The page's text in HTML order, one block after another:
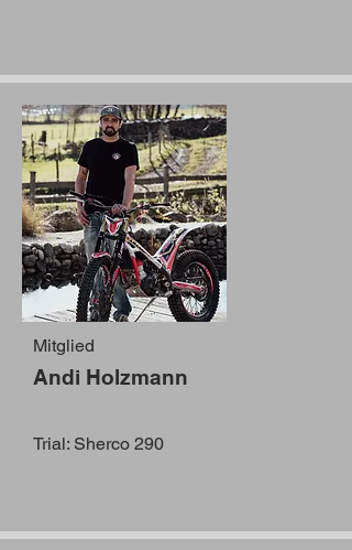
Mitglied
Andi Holzmann
Trial: Sherco 290